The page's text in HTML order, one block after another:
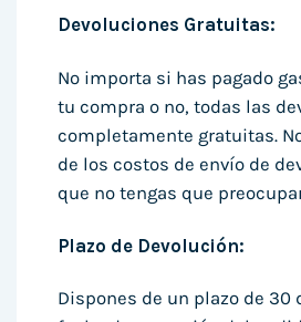
Devoluciones Gratuitas:
No importa si has pagado
tu compra o no, todas las
completamente gratuitas.
de los costos de envío de
que no tengas que
Plazo de Devolución:
Dispones de un plazo de 30